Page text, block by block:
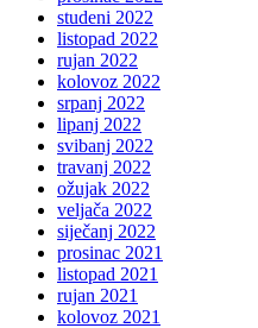
studeni 2022
listopad 2022
rujan 2022
kolovoz 2022
srpanj 2022
lipanj 2022
svibanj 2022
travanj 2022
ožujak 2022
veljača 2022
siječanj 2022
prosinac 2021
listopad 2021
rujan 2021
kolovoz 2021